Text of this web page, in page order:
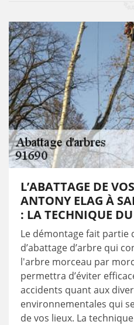
L’ABATTAGE DE
ANTONY ELAG À
: LA TECHNIQUE
Le démontage fait partie
d’abattage d’arbre qui
l'arbre morceau par
permettra d’éviter
accidents quant aux
environnementales qui
de vos lieux. La